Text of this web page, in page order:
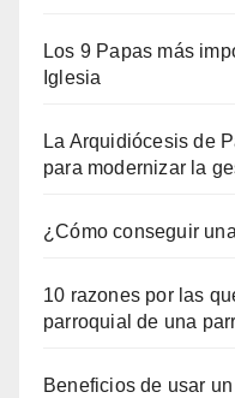
Los 9 Papas más
Iglesia
La Arquidiócesis de
para modernizar la
¿Cómo conseguir
10 razones por las
parroquial de una
Beneficios de usar